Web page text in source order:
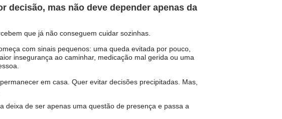
decisão, mas não deve depender apenas da
que já não conseguem cuidar sozinhas.
com sinais pequenos: uma queda evitada por pouco,
insegurança ao caminhar, medicação mal gerida ou uma
em casa. Quer evitar decisões precipitadas. Mas,
deixa de ser apenas uma questão de presença e passa a